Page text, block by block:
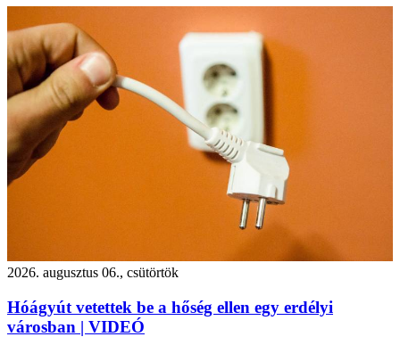
2026. augusztus 06., csütörtök
Hóágyút vetettek be a hőség ellen egy erdélyi
városban | VIDEÓ